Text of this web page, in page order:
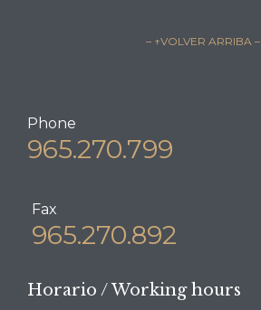
– ↑VOLVER ARRIBA –
Phone
965.270.799
Fax
965.270.892
Horario / Working hours